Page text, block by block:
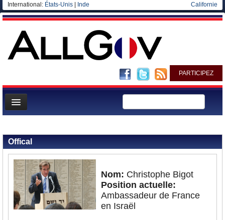
International: États-Unis Inde Californie
PARTICIPEZ
Infos
Gouvernement
Ministères/Directions
Blog
Elections européennes
Offical
Nom: Christophe Bigot
Position actuelle:
Ambassadeur de France
en Israël